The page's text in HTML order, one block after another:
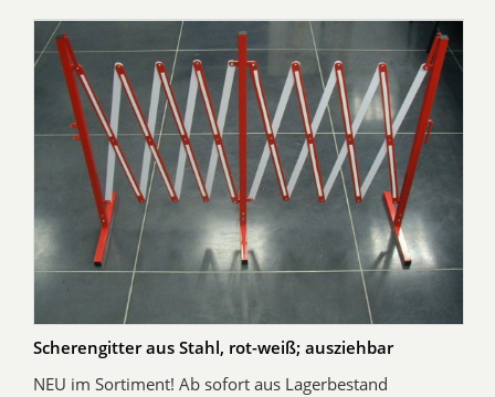
Scherengitter aus Stahl, rot-weiß; ausziehbar
NEU im Sortiment! Ab sofort aus Lagerbestand